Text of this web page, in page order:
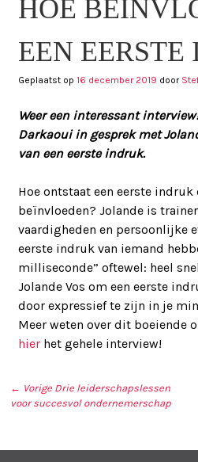
HOE
EEN EERSTE
Geplaatst op 16 december 2019 door
Weer een interessant
Darkaoui in gesprek met
van een eerste indruk.
Hoe ontstaat een eerste indruk
beïnvloeden? Jolande is
vaardigheden en persoonlijke
eerste indruk van iemand
milliseconde” oftewel: heel
Jolande Vos om een eerste
door expressief te zijn in je
Meer weten over dit boeiende
hierhet gehele interview!
BERICHT
← VorigeDrie leiderschapslessen
voor succesvol ondernemerschap